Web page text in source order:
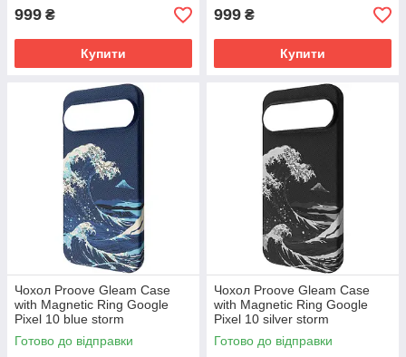
999 ₴
Купити
999 ₴
Купити
Чохол Proove Gleam Case
with Magnetic Ring Google
Pixel 10 blue storm
(PCGCGPG01071) Синя буря
Готово до відправки
Чохол Proove Gleam Case
with Magnetic Ring Google
Pixel 10 silver storm
(PCGCGPG01069) Срібляста
буря
Готово до відправки